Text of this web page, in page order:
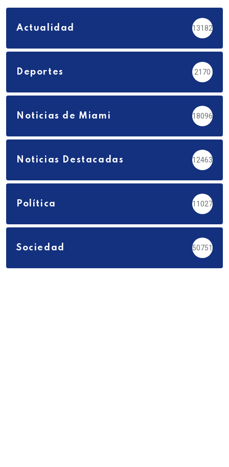
Actualidad 13182
Deportes 2170
Noticias de Miami 18096
Noticias Destacadas 12463
Política 11027
Sociedad 50751